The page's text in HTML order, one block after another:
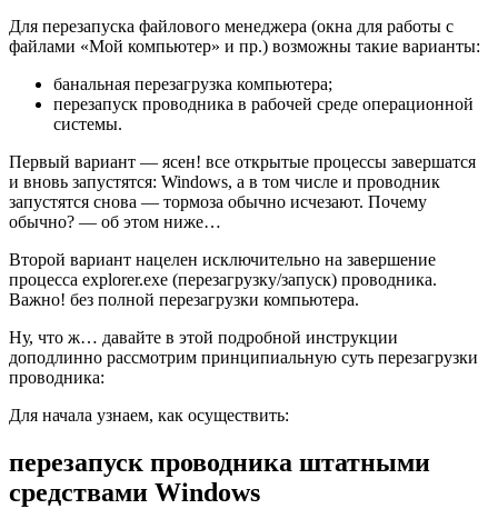
Для перезапуска файлового менеджера (окна для работы с
файлами «Мой компьютер» и пр.) возможны такие варианты:
банальная перезагрузка компьютера;
перезапуск проводника в рабочей среде операционной
системы.
Первый вариант — ясен! все открытые процессы завершатся
и вновь запустятся: Windows, а в том числе и проводник
запустятся снова — тормоза обычно исчезают. Почему
обычно? — об этом ниже…
Второй вариант нацелен исключительно на завершение
процесса explorer.exe (перезагрузку/запуск) проводника.
Важно! без полной перезагрузки компьютера.
Ну, что ж… давайте в этой подробной инструкции
доподлинно рассмотрим принципиальную суть перезагрузки
проводника:
Для начала узнаем, как осуществить:
перезапуск проводника штатными
средствами Windows